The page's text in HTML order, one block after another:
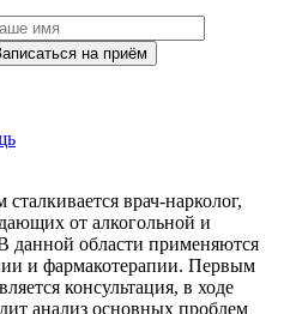
на приём
врач-нарколог,
от алкогольной и
данной области применяются
и фармакотерапии. Первым
консультация, в ходе
анализ основных проблем